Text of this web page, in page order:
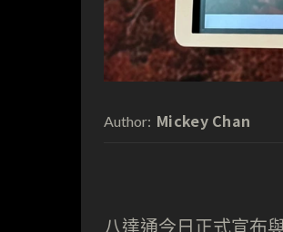
Author: Mickey Chan
八達通今日正式宣布